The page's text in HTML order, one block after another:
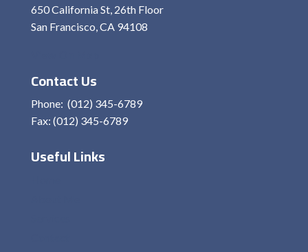
650 California St, 26th Floor
San Francisco, CA 94108
Contact Us
Phone: (012) 345-6789
Fax: (012) 345-6789
Useful Links